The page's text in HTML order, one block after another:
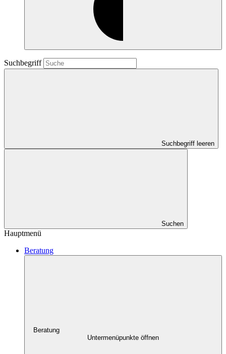
Suchbegriff
Suchbegriff leeren
Suchen
Hauptmenü
Beratung
Beratung
Untermenüpunkte öffnen